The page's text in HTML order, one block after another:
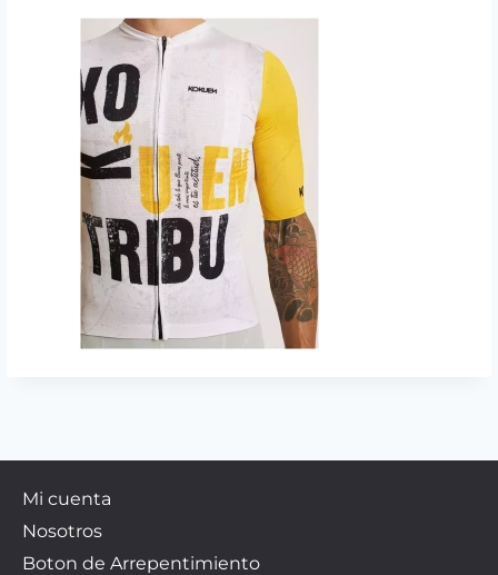
Mi cuenta
Nosotros
Boton de Arrepentimiento